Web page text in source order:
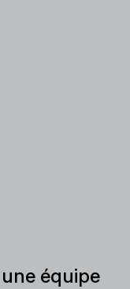
équipe